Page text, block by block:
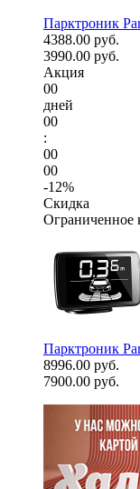
Парктроник
4388.00 руб.
3990.00 руб.
Акция
00
дней
00
:
00
00
-12%
Скидка
Ограниченное
Парктроник
8996.00 руб.
7900.00 руб.